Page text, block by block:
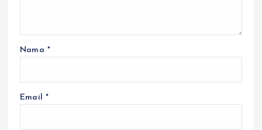
Nama *
Email *